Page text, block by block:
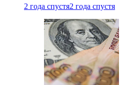
2 года спустя2 года спустя